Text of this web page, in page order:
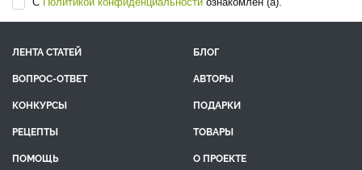
ЛЕНТА СТАТЕЙ
БЛОГ
ВОПРОС-ОТВЕТ
АВТОРЫ
КОНКУРСЫ
ПОДАРКИ
РЕЦЕПТЫ
ТОВАРЫ
ПОМОЩЬ
О ПРОЕКТЕ